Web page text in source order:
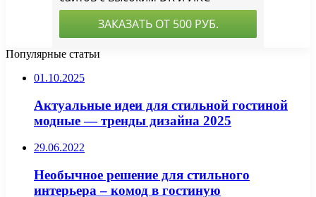
Популярные статьи
01.10.2025
Актуальные идеи для стильной гостиной
модные — тренды дизайна 2025
29.06.2022
Необычное решение для стильного
интерьера – комод в гостиную